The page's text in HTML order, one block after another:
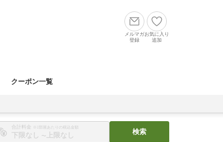
メルマガ
登録
お気に入り
追加
クーポン一覧
合計料金 ※1部屋あたりの税込金額
〜
検索